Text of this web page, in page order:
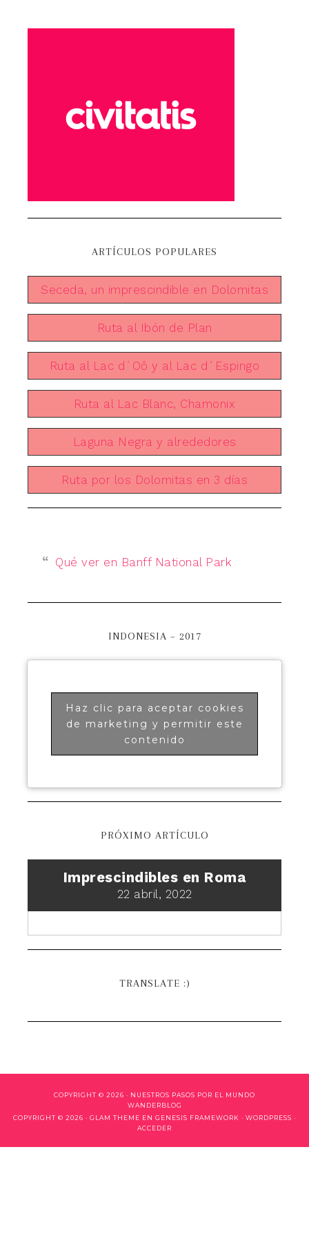
ARTÍCULOS POPULARES
Seceda, un imprescindible en Dolomitas
Ruta al Ibón de Plan
Ruta al Lac d´Oô y al Lac d´Espingo
Ruta al Lac Blanc, Chamonix
Laguna Negra y alrededores
Ruta por los Dolomitas en 3 días
Qué ver en Banff National Park
INDONESIA – 2017
Haz clic para aceptar cookies
de marketing y permitir este
contenido
PRÓXIMO ARTÍCULO
Imprescindibles en Roma
22 abril, 2022
TRANSLATE :)
COPYRIGHT © 2026 · NUESTROS PASOS POR EL MUNDO
WANDERBLOG
COPYRIGHT © 2026 · GLAM THEME EN GENESIS FRAMEWORK · WORDPRESS ·
ACCEDER